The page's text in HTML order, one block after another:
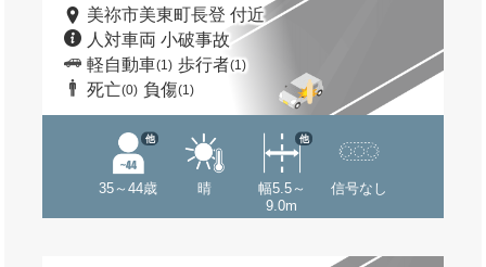
美祢市美東町長登 付近
人対車両 小破事故
軽自動車(1) 歩行者(1)
死亡(0) 負傷(1)
35～44歳
他
晴
幅5.5～
9.0m
他
信号なし